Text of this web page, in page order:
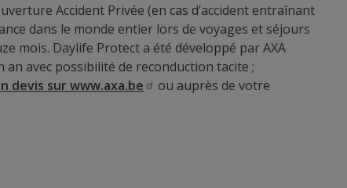
Accident Privée (en cas d’accident entraînant
dans le monde entier lors de voyages et séjours
mois. Daylife Protect a été développé par AXA
avec possibilité de reconduction tacite ;
devis surwww.axa.be
ou auprès de votre